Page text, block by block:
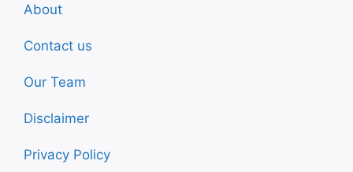
About
Contact us
Our Team
Disclaimer
Privacy Policy